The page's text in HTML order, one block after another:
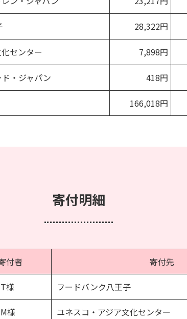
28,322円
センター 7,898円
・ジャパン 418円
166,018円
寄付明細
付者 寄付先
様 フードバンク八王子
様 ユネスコ・アジア文化センター